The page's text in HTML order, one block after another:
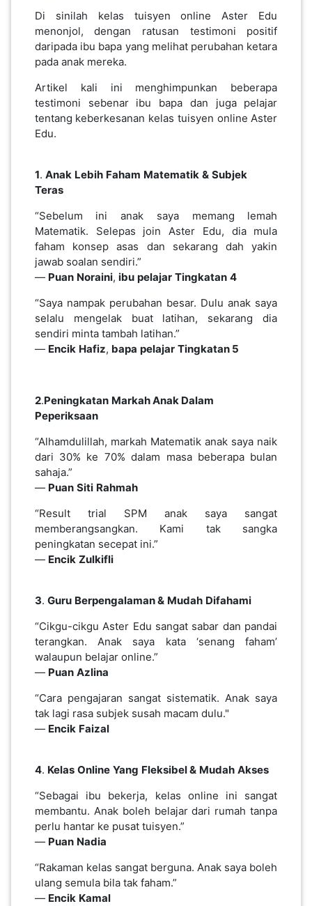
Di sinilah kelas tuisyen online Aster Edu
menonjol, dengan ratusan testimoni positif
daripada ibu bapa yang melihat perubahan ketara
pada anak mereka.
Artikel kali ini menghimpunkan beberapa
testimoni sebenar ibu bapa dan juga pelajar
tentang keberkesanan kelas tuisyen online Aster
Edu.
1. Anak Lebih Faham Matematik & Subjek
Teras
“Sebelum ini anak saya memang lemah
Matematik. Selepas join Aster Edu, dia mula
faham konsep asas dan sekarang dah yakin
jawab soalan sendiri.”
— Puan Noraini, ibu pelajar Tingkatan 4
“Saya nampak perubahan besar. Dulu anak saya
selalu mengelak buat latihan, sekarang dia
sendiri minta tambah latihan.”
— Encik Hafiz, bapa pelajar Tingkatan 5
2.Peningkatan Markah Anak Dalam
Peperiksaan
“Alhamdulillah, markah Matematik anak saya naik
dari 30% ke 70% dalam masa beberapa bulan
sahaja.”
— Puan Siti Rahmah
“Result trial SPM anak saya sangat
memberangsangkan. Kami tak sangka
peningkatan secepat ini.”
— Encik Zulkifli
3. Guru Berpengalaman & Mudah Difahami
“Cikgu-cikgu Aster Edu sangat sabar dan pandai
terangkan. Anak saya kata ‘senang faham’
walaupun belajar online.”
— Puan Azlina
“Cara pengajaran sangat sistematik. Anak saya
tak lagi rasa subjek susah macam dulu."
— Encik Faizal
4. Kelas Online Yang Fleksibel & Mudah Akses
“Sebagai ibu bekerja, kelas online ini sangat
membantu. Anak boleh belajar dari rumah tanpa
perlu hantar ke pusat tuisyen.”
— Puan Nadia
“Rakaman kelas sangat berguna. Anak saya boleh
ulang semula bila tak faham.”
— Encik Kamal
SERVIS(17)
BENDA(1)
LAIN-
KEPERLUAN(16)
SELECT NEGERI
SELANGOR(37)
PAHANG(13)
PERAK(41)
NEGERI
SEMBILAN(10)
KEDAH(13)
SABAH(0)
SARAWAK(2)
JOHOR(8)
PENANG(2)
KUALA